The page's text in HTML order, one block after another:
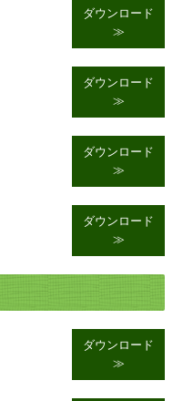
≫
≫
≫
≫
≫